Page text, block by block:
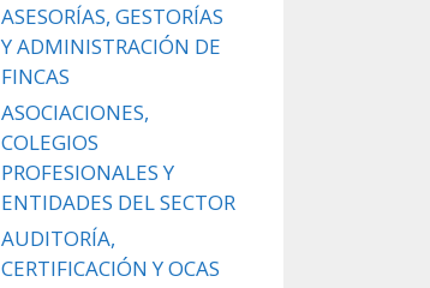
ASESORÍAS, GESTORÍAS
Y ADMINISTRACIÓN DE
FINCAS
ASOCIACIONES,
COLEGIOS
PROFESIONALES Y
ENTIDADES DEL SECTOR
AUDITORÍA,
CERTIFICACIÓN Y OCAS